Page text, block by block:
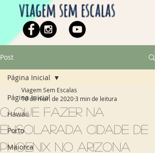
viagem sem escalas
Post
Página Inicial
Hawaii
Porto
Maiorca
Página Inicial
O que fazer na
ensolarada cidade de
Phoenix no Arizona
Viagem Sem Escalas
10 de mar. de 20203 min de leitura